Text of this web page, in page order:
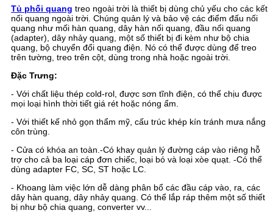
Tủ phối quang treo ngoài trời là thiết bị dùng chủ yếu cho các kết
nối quang ngoài trời. Chúng quản lý và bảo vệ các điểm đấu nối
quang như mối hàn quang, dây hàn nối quang, đầu nối quang
(adapter), dây nhảy quang, một số thiết bị đi kèm như bộ chia
quang, bộ chuyển đổi quang điện. Nó có thể được dùng để treo
trên tường, treo trên cột, dùng trong nhà hoặc ngoài trời.
Đặc Trưng:
- Với chất liệu thép cold-rol, được sơn tĩnh điện, có thể chịu được
mọi loại hình thời tiết giá rét hoặc nóng ẩm.
- Với thiết kế nhỏ gọn thẩm mỹ, cấu trúc khép kín tránh mưa nắng
côn trùng.
- Cửa có khóa an toàn.-Có khay quản lý đường cáp vào riêng hỗ
trợ cho cả ba loại cáp đơn chiếc, loại bó và loại xòe quạt. -Có thể
dùng adapter FC, SC, ST hoặc LC.
- Khoang làm việc lớn dễ dàng phân bổ các đầu cáp vào, ra, các
dây hàn quang, dây nhảy quang. Có thể lắp ráp thêm một số thiết
bị như bộ chia quang, converter vv...